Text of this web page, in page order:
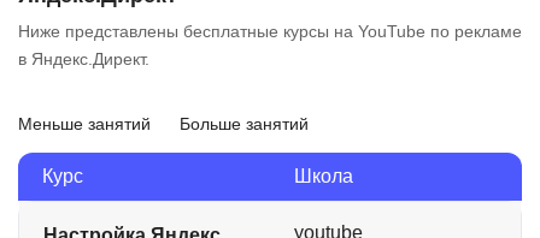
Ниже представлены бесплатные курсы на YouTube по рекламе
в Яндекс.Директ.
Меньше занятий Больше занятий
Курс Школа
youtube